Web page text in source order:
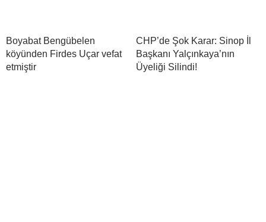
Boyabat Bengübelen
köyünden Firdes Uçar vefat
etmiştir
CHP’de Şok Karar: Sinop İl
Başkanı Yalçınkaya’nın
Üyeliği Silindi!